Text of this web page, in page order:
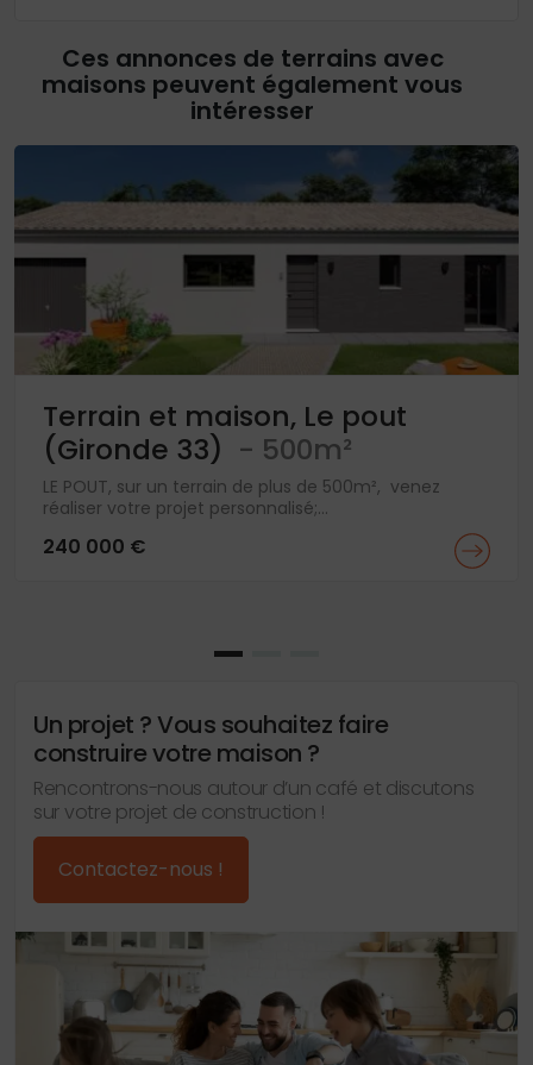
Ces annonces de terrains avec
maisons peuvent également vous
intéresser
Terrain et maison, Le pout
(Gironde 33) - 500m²
LE POUT, sur un terrain de plus de 500m², venez
réaliser votre projet personnalisé;...
240 000 €
Un projet ? Vous souhaitez faire
construire votre maison ?
Rencontrons-nous autour d’un café et discutons
sur votre projet de construction !
Contactez-nous !